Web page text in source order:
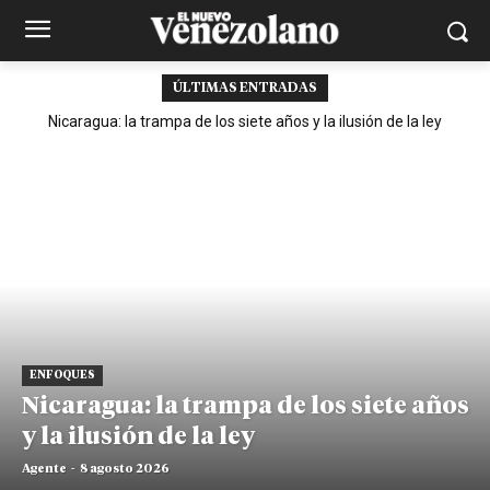
ÚLTIMAS ENTRADAS
Nicaragua: la trampa de los siete años y la ilusión de la ley
ENFOQUES
Nicaragua: la trampa de los siete años
y la ilusión de la ley
Agente - 8 agosto 2026